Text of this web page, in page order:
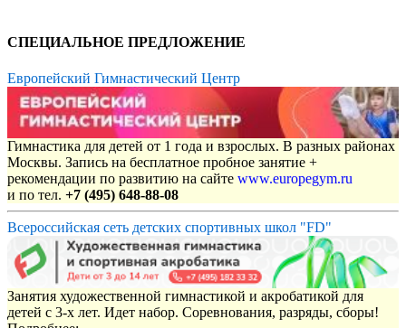
СПЕЦИАЛЬНОЕ ПРЕДЛОЖЕНИЕ
Европейский Гимнастический Центр
Гимнастика для детей от 1 года и взрослых. В разных районах
Москвы. Запись на бесплатное пробное занятие +
рекомендации по развитию на сайте www.europegym.ru
и по тел. +7 (495) 648-88-08
Всероссийская сеть детских спортивных школ "FD"
Занятия художественной гимнастикой и акробатикой для
детей с 3-х лет. Идет набор. Соревнования, разряды, сборы!